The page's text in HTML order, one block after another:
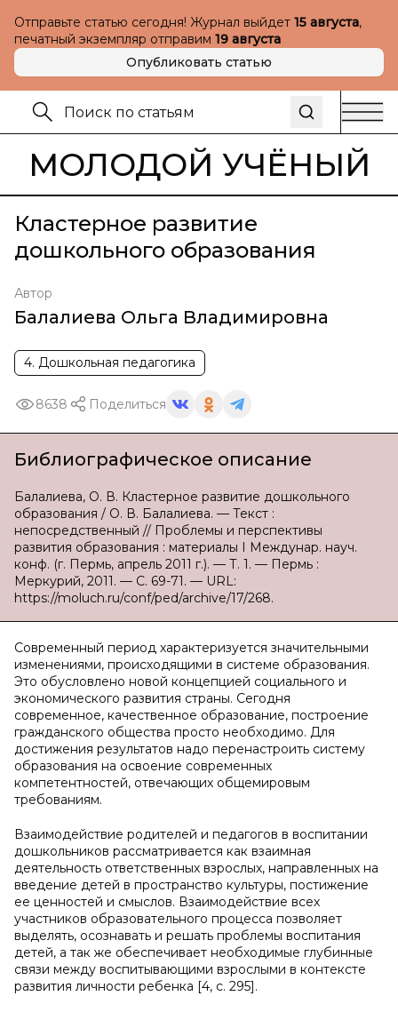
Отправьте статью сегодня! Журнал выйдет 15 августа,
печатный экземпляр отправим 19 августа
Опубликовать статью
МОЛОДОЙ УЧЁНЫЙ
Кластерное развитие
дошкольного образования
Автор
Балалиева Ольга Владимировна
4. Дошкольная педагогика
8638 Поделиться
Библиографическое описание
Балалиева, О. В. Кластерное развитие дошкольного
образования / О. В. Балалиева. — Текст :
непосредственный // Проблемы и перспективы
развития образования : материалы I Междунар. науч.
конф. (г. Пермь, апрель 2011 г.). — Т. 1. — Пермь :
Меркурий, 2011. — С. 69-71. — URL:
https://moluch.ru/conf/ped/archive/17/268.
Современный период характеризуется значительными
изменениями, происходящими в системе образования.
Это обусловлено новой концепцией социального и
экономического развития страны. Сегодня
современное, качественное образование, построение
гражданского общества просто необходимо. Для
достижения результатов надо перенастроить систему
образования на освоение современных
компетентностей, отвечающих общемировым
требованиям.
Взаимодействие родителей и педагогов в воспитании
дошкольников рассматривается как взаимная
деятельность ответственных взрослых, направленных на
введение детей в пространство культуры, постижение
ее ценностей и смыслов. Взаимодействие всех
участников образовательного процесса позволяет
выделять, осознавать и решать проблемы воспитания
детей, а так же обеспечивает необходимые глубинные
связи между воспитывающими взрослыми в контексте
развития личности ребенка [4, c. 295].